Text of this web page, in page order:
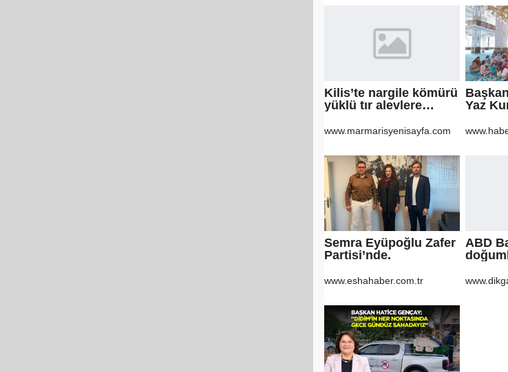
Kilis’te nargile kömürü
yüklü tır alevlere
www.marmarisyenisayfa.com
Yaz
Semra Eyüpoğlu Zafer
Partisi’nde.
www.eshahaber.com.tr
ABD